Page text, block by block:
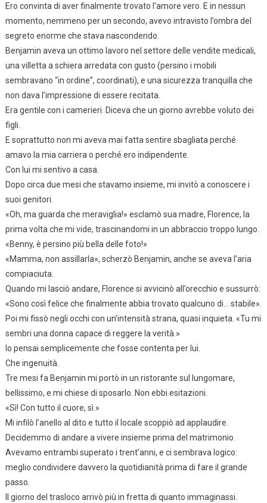
Ero convinta di aver finalmente trovato l’amore vero. E in nessun
momento, nemmeno per un secondo, avevo intravisto l’ombra del
segreto enorme che stava nascondendo.
Benjamin aveva un ottimo lavoro nel settore delle vendite medicali,
una villetta a schiera arredata con gusto (persino i mobili
sembravano “in ordine”, coordinati), e una sicurezza tranquilla che
non dava l’impressione di essere recitata.
Era gentile con i camerieri. Diceva che un giorno avrebbe voluto dei
figli.
E soprattutto non mi aveva mai fatta sentire sbagliata perché
amavo la mia carriera o perché ero indipendente.
Con lui mi sentivo a casa.
Dopo circa due mesi che stavamo insieme, mi invitò a conoscere i
suoi genitori.
«Oh, ma guarda che meraviglia!» esclamò sua madre, Florence, la
prima volta che mi vide, trascinandomi in un abbraccio troppo lungo.
«Benny, è persino più bella delle foto!»
«Mamma, non assillarla», scherzò Benjamin, anche se aveva l’aria
compiaciuta.
Quando mi lasciò andare, Florence si avvicinò all’orecchio e sussurrò:
«Sono così felice che finalmente abbia trovato qualcuno di… stabile».
Poi mi fissò negli occhi con un’intensità strana, quasi inquieta. «Tu mi
sembri una donna capace di reggere la verità.»
Io pensai semplicemente che fosse contenta per lui.
Che ingenuità.
Tre mesi fa Benjamin mi portò in un ristorante sul lungomare,
bellissimo, e mi chiese di sposarlo. Non ebbi esitazioni.
«Sì! Con tutto il cuore, sì.»
Mi infilò l’anello al dito e tutto il locale scoppiò ad applaudire.
Decidemmo di andare a vivere insieme prima del matrimonio.
Avevamo entrambi superato i trent’anni, e ci sembrava logico:
meglio condividere davvero la quotidianità prima di fare il grande
passo.
Il giorno del trasloco arrivò più in fretta di quanto immaginassi.